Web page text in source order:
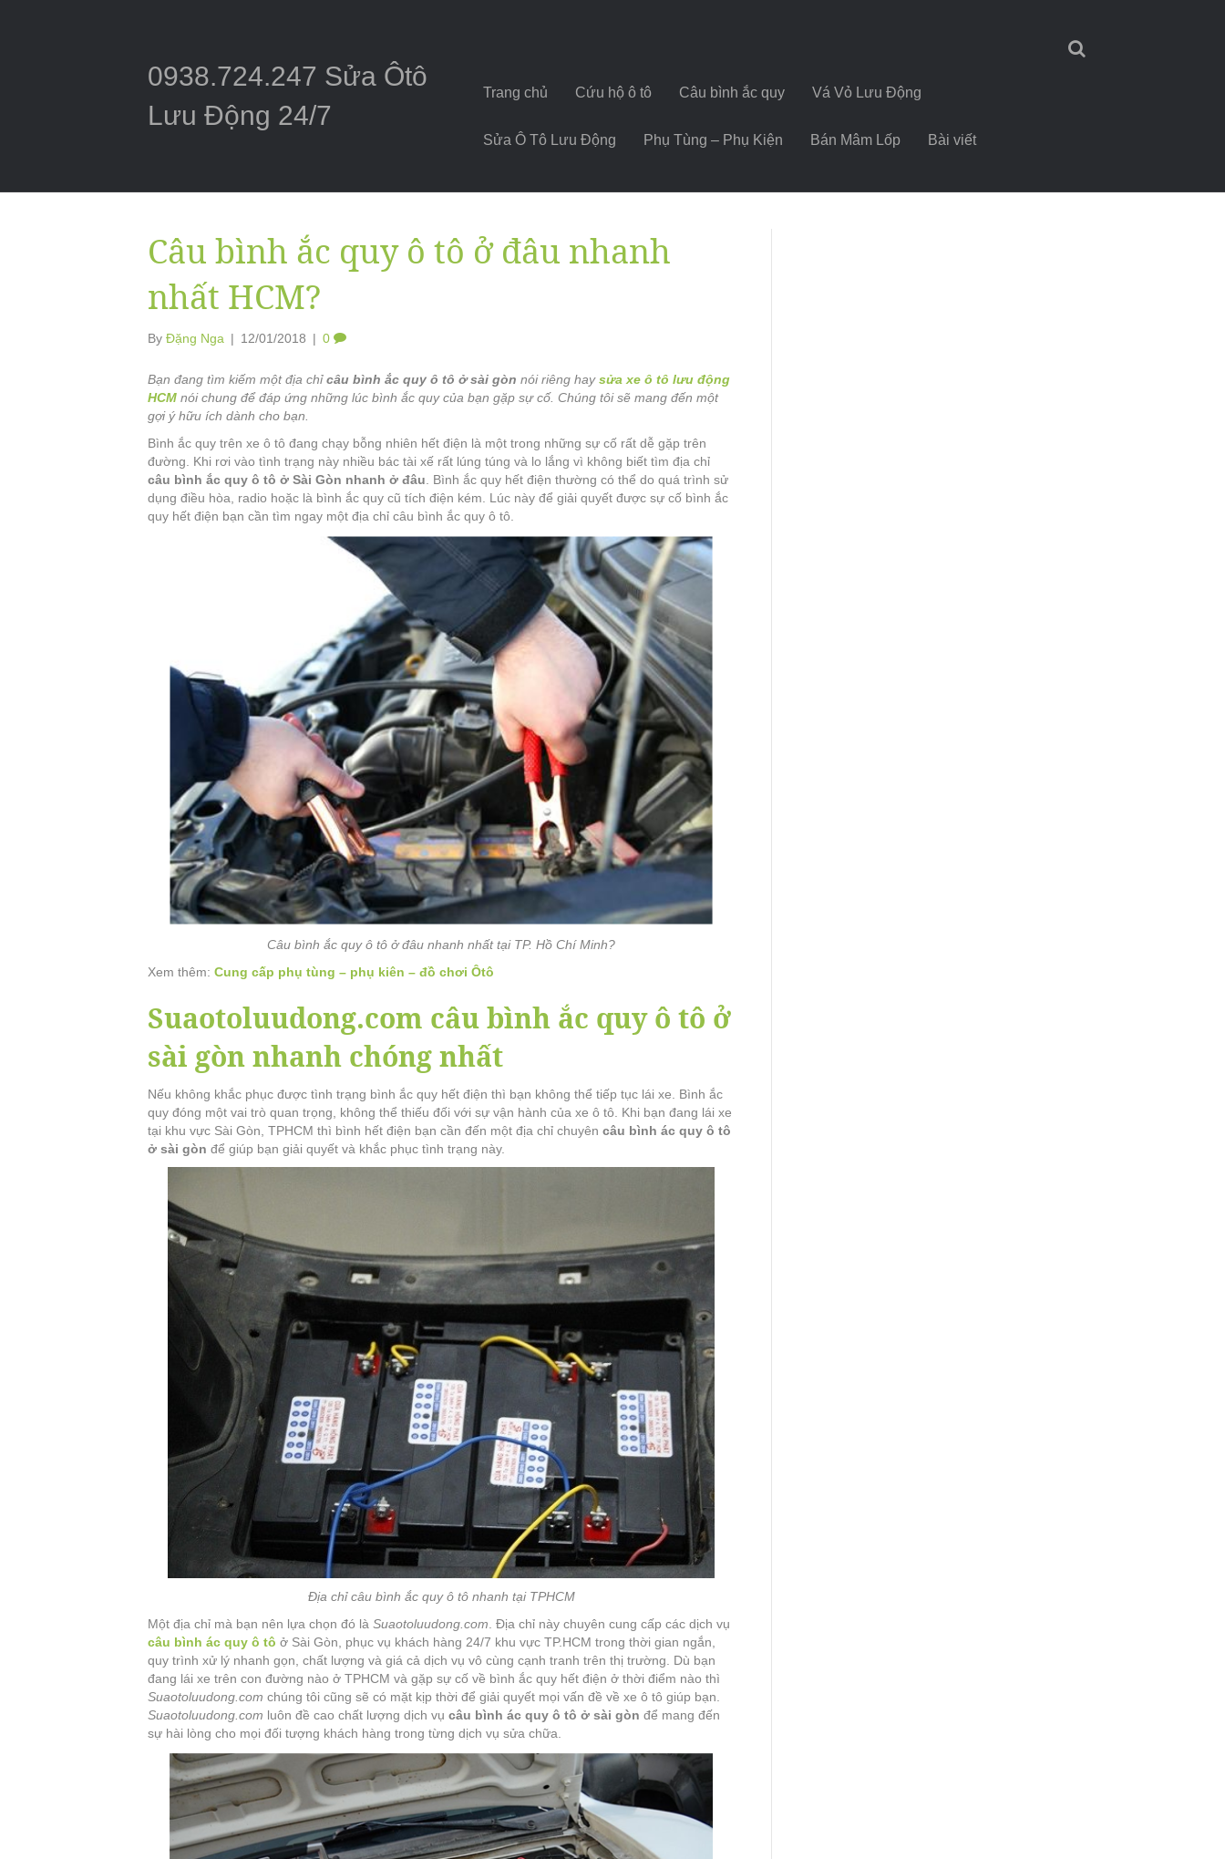
0938.724.247 Sửa Ôtô
Lưu Động 24/7
Trang chủ Cứu hộ ô tô Câu bình ắc quy Vá Vỏ Lưu Động
Sửa Ô Tô Lưu Động Phụ Tùng – Phụ Kiện Bán Mâm Lốp Bài viết
Câu bình ắc quy ô tô ở đâu nhanh
nhất HCM?
By Đặng Nga | 12/01/2018 | 0
Bạn đang tìm kiếm một địa chỉcâu bình ắc quy ô tô ở sài gòn nói riêng haysửa xe ô tô lưu động
HCM nói chung để đáp ứng những lúc bình ắc quy của bạn gặp sự cố. Chúng tôi sẽ mang đến một
gợi ý hữu ích dành cho bạn.
Bình ắc quy trên xe ô tô đang chạy bỗng nhiên hết điện là một trong những sự cố rất dễ gặp trên
đường. Khi rơi vào tình trạng này nhiều bác tài xế rất lúng túng và lo lắng vì không biết tìm địa chỉ
câu bình ắc quy ô tô ở Sài Gòn nhanh ở đâu . Bình ắc quy hết điện thường có thể do quá trình sử
dụng điều hòa, radio hoặc là bình ắc quy cũ tích điện kém. Lúc này để giải quyết được sự cố bình ắc
quy hết điện bạn cần tìm ngay một địa chỉ câu bình ắc quy ô tô.
Câu bình ắc quy ô tô ở đâu nhanh nhất tại TP. Hồ Chí Minh?
Xem thêm: Cung cấp phụ tùng – phụ kiên – đồ chơi Ôtô
Suaotoluudong.com câu bình ắc quy ô tô ở
sài gòn nhanh chóng nhất
Nếu không khắc phục được tình trạng bình ắc quy hết điện thì bạn không thể tiếp tục lái xe. Bình ắc
quy đóng một vai trò quan trọng, không thể thiếu đối với sự vận hành của xe ô tô. Khi bạn đang lái xe
tại khu vực Sài Gòn, TPHCM thì bình hết điện bạn cần đến một địa chỉ chuyên câu bình ác quy ô tô
ở sài gòn để giúp bạn giải quyết và khắc phục tình trạng này.
Địa chỉ câu bình ắc quy ô tô nhanh tại TPHCM
Một địa chỉ mà bạn nên lựa chọn đó là Suaotoluudong.com. Địa chỉ này chuyên cung cấp các dịch vụ
câu bình ác quy ô tô ở Sài Gòn, phục vụ khách hàng 24/7 khu vực TP.HCM trong thời gian ngắn,
quy trình xử lý nhanh gọn, chất lượng và giá cả dịch vụ vô cùng cạnh tranh trên thị trường. Dù bạn
đang lái xe trên con đường nào ở TPHCM và gặp sự cố về bình ắc quy hết điện ở thời điểm nào thì
Suaotoluudong.com chúng tôi cũng sẽ có mặt kịp thời để giải quyết mọi vấn đề về xe ô tô giúp bạn.
Suaotoluudong.com luôn đề cao chất lượng dịch vụ câu bình ác quy ô tô ở sài gòn để mang đến
sự hài lòng cho mọi đối tượng khách hàng trong từng dịch vụ sửa chữa.